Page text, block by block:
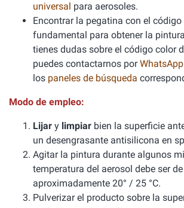
universal para aerosoles.
Encontrar la pegatina con el código
fundamental para obtener la
tienes dudas sobre el código color
puedes contactarnos porWhatsApp
los paneles de búsqueda
Modo de empleo:
Lijar y limpiar bien la superficie
un desengrasante antisilicona en
Agitar la pintura durante algunos
temperatura del aerosol debe ser de
aproximadamente 20° / 25 °C.
Pulverizar el producto sobre la